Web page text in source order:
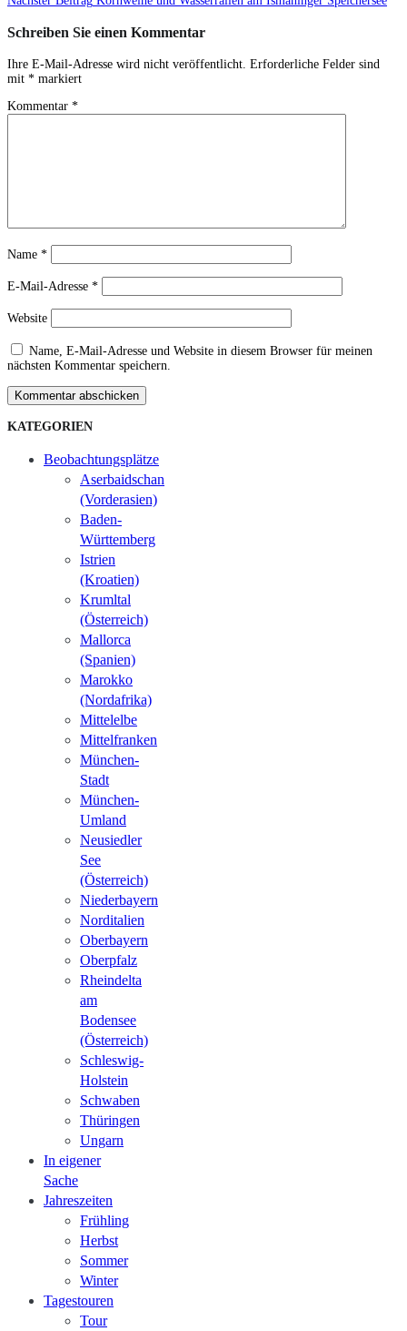
Schreiben Sie einen Kommentar
Ihre E-Mail-Adresse wird nicht veröffentlicht. Erforderliche Felder sind
mit * markiert
Kommentar *
Name *
E-Mail-Adresse *
Website
Name, E-Mail-Adresse und Website in diesem Browser für meinen
nächsten Kommentar speichern.
Kommentar abschicken
KATEGORIEN
Beobachtungsplätze
Aserbaidschan
(Vorderasien)
Baden-
Württemberg
Istrien
(Kroatien)
Krumltal
(Österreich)
Mallorca
(Spanien)
Marokko
(Nordafrika)
Mittelelbe
Mittelfranken
München-
Stadt
München-
Umland
Neusiedler
See
(Österreich)
Niederbayern
Norditalien
Oberbayern
Oberpfalz
Rheindelta
am
Bodensee
(Österreich)
Schleswig-
Holstein
Schwaben
Thüringen
Ungarn
In eigener
Sache
Jahreszeiten
Frühling
Herbst
Sommer
Winter
Tagestouren
Tour